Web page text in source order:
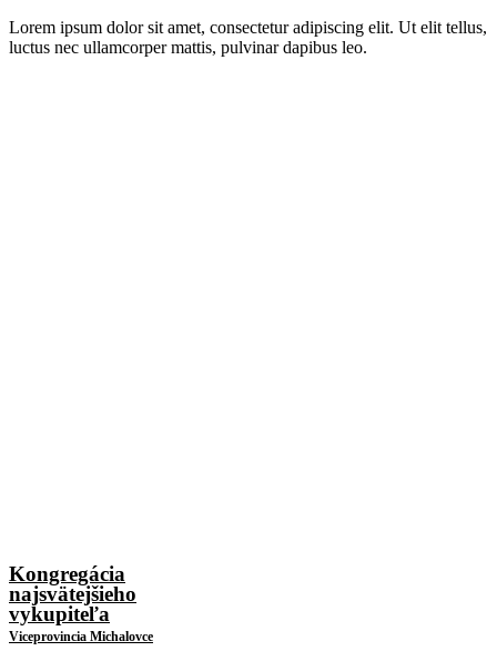
Lorem ipsum dolor sit amet, consectetur adipiscing elit. Ut elit tellus,
luctus nec ullamcorper mattis, pulvinar dapibus leo.
Kongregácia
najsvätejšieho
vykupiteľa
Viceprovincia Michalovce